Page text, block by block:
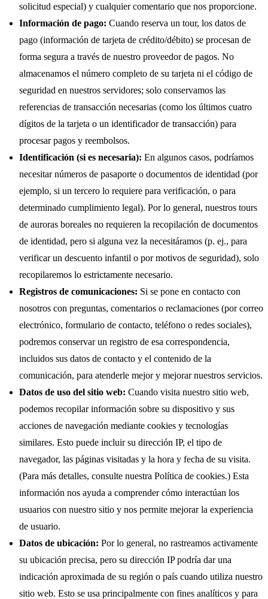
solicitud especial) y cualquier comentario que nos proporcione.
Información de pago: Cuando reserva un tour, los datos de
pago (información de tarjeta de crédito/débito) se procesan de
forma segura a través de nuestro proveedor de pagos. No
almacenamos el número completo de su tarjeta ni el código de
seguridad en nuestros servidores; solo conservamos las
referencias de transacción necesarias (como los últimos cuatro
dígitos de la tarjeta o un identificador de transacción) para
procesar pagos y reembolsos.
Identificación (si es necesaria): En algunos casos, podríamos
necesitar números de pasaporte o documentos de identidad (por
ejemplo, si un tercero lo requiere para verificación, o para
determinado cumplimiento legal). Por lo general, nuestros tours
de auroras boreales no requieren la recopilación de documentos
de identidad, pero si alguna vez la necesitáramos (p. ej., para
verificar un descuento infantil o por motivos de seguridad), solo
recopilaremos lo estrictamente necesario.
Registros de comunicaciones: Si se pone en contacto con
nosotros con preguntas, comentarios o reclamaciones (por correo
electrónico, formulario de contacto, teléfono o redes sociales),
podremos conservar un registro de esa correspondencia,
incluidos sus datos de contacto y el contenido de la
comunicación, para atenderle mejor y mejorar nuestros servicios.
Datos de uso del sitio web: Cuando visita nuestro sitio web,
podemos recopilar información sobre su dispositivo y sus
acciones de navegación mediante cookies y tecnologías
similares. Esto puede incluir su dirección IP, el tipo de
navegador, las páginas visitadas y la hora y fecha de su visita.
(Para más detalles, consulte nuestra Política de cookies.) Esta
información nos ayuda a comprender cómo interactúan los
usuarios con nuestro sitio y nos permite mejorar la experiencia
de usuario.
Datos de ubicación: Por lo general, no rastreamos activamente
su ubicación precisa, pero su dirección IP podría dar una
indicación aproximada de su región o país cuando utiliza nuestro
sitio web. Esto se usa principalmente con fines analíticos y para